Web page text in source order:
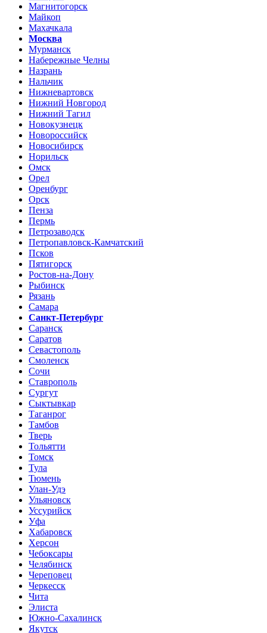
Магнитогорск
Майкоп
Махачкала
Москва
Мурманск
Набережные Челны
Назрань
Нальчик
Нижневартовск
Нижний Новгород
Нижний Тагил
Новокузнецк
Новороссийск
Новосибирск
Норильск
Омск
Орел
Оренбург
Орск
Пенза
Пермь
Петрозаводск
Петропавловск-Камчатский
Псков
Пятигорск
Ростов-на-Дону
Рыбинск
Рязань
Самара
Санкт-Петербург
Саранск
Саратов
Севастополь
Смоленск
Сочи
Ставрополь
Сургут
Сыктывкар
Таганрог
Тамбов
Тверь
Тольятти
Томск
Тула
Тюмень
Улан-Удэ
Ульяновск
Уссурийск
Уфа
Хабаровск
Херсон
Чебоксары
Челябинск
Череповец
Черкесск
Чита
Элиста
Южно-Сахалинск
Якутск